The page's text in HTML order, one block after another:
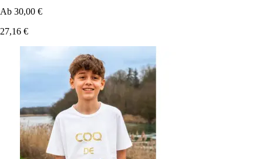
Ab 30,00 €
27,16 €